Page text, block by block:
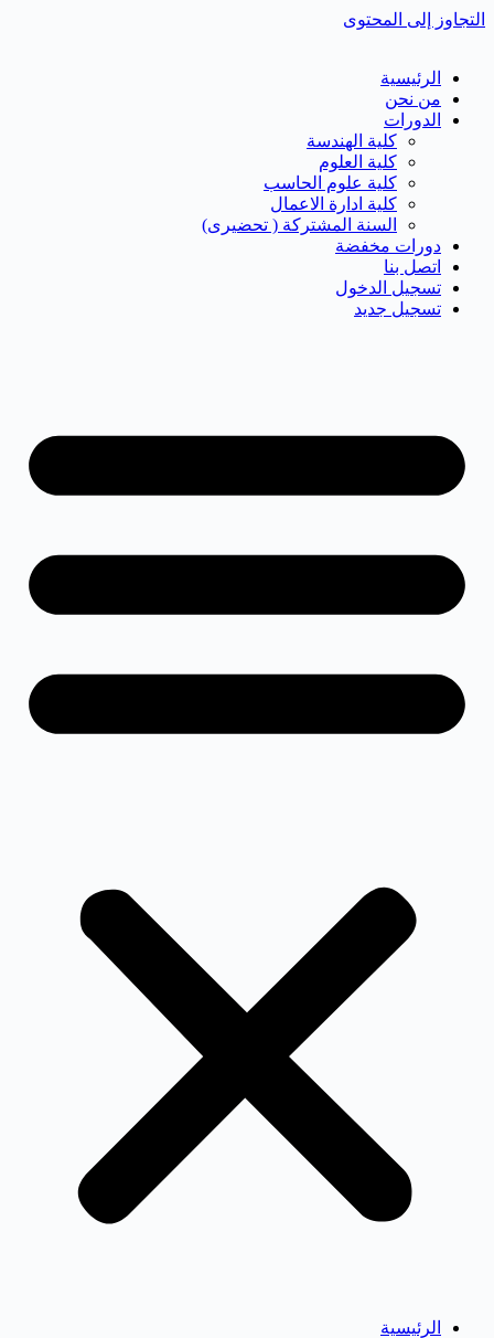
التجاوز إلى المحتوى
الرئيسية
من نحن
الدورات
كلية الهندسة
كلية العلوم
كلية علوم الحاسب
كلية ادارة الاعمال
السنة المشتركة ( تحضيرى)
دورات مخفضة
اتصل بنا
تسجيل الدخول
تسجيل جديد
الرئيسية